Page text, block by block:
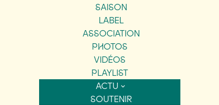
SAISON
LABEL
ASSOCIATION
PHOTOS
VIDÉOS
PLAYLIST
ACTU
SOUTENIR